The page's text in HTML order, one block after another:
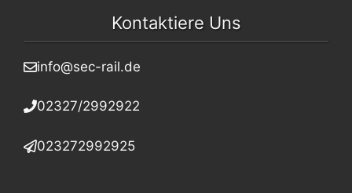
Kontaktiere Uns
info@sec-rail.de
02327/2992922
023272992925